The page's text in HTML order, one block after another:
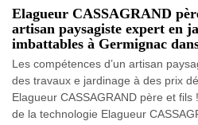
Elagueur CASSAGRAND
artisan paysagiste expert en
imbattables à Germignac
Les compétences d’un artisan
des travaux e jardinage à des prix
Elagueur CASSAGRAND père et fils
de la technologie Elagueur